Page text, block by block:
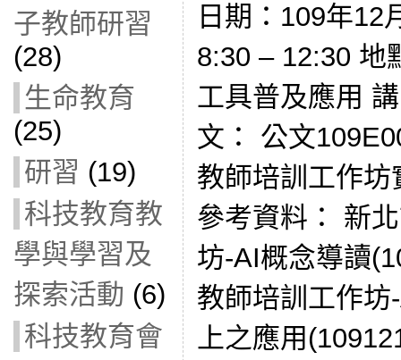
子教師研習
(28)
生命教育
(25)
研習 (19)
科技教育教
學與學習及
探索活動 (6)
科技教育會
日期：109年12
8:30 – 12:30 地
工具普及應用
文： 公文
教師培訓工作
參考資料： 新
坊-AI概念導讀
教師培訓工作
上之應用